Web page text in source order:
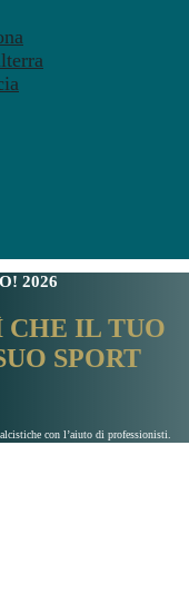
2026
CHE IL TUO
SPORT
con l’aiuto di professionisti.